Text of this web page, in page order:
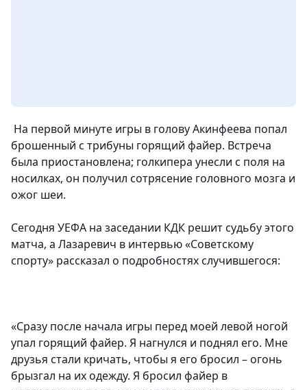
На первой минуте игры в голову Акинфеева попал
брошенный с трибуны горящий файер. Встреча
была приостановлена; голкипера унесли с поля на
носилках, он получил сотрясение головного мозга и
ожог шеи.
Сегодня УЕФА на заседании КДК решит судьбу этого
матча, а Лазаревич в интервью «Советскому
спорту» рассказал о подробностях случившегося:
«Сразу после начала игры перед моей левой ногой
упал горящий файер. Я нагнулся и поднял его. Мне
друзья стали кричать, чтобы я его бросил – огонь
брызгал на их одежду. Я бросил файер в